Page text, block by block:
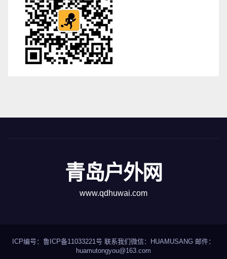
青岛户外网
www.qdhuwai.com
ICP编号： 鲁ICP备11033221号 联系我们微信：HUAMUSANG 邮件：
huamutongyou@163.com